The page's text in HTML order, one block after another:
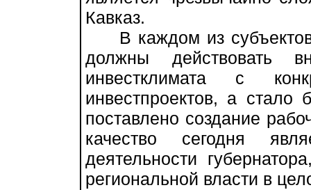
Кавказ.
В каждом из
должны действовать
инвестклимата с
инвестпроектов, а стало
поставлено создание
качество сегодня
деятельности
региональной власти в